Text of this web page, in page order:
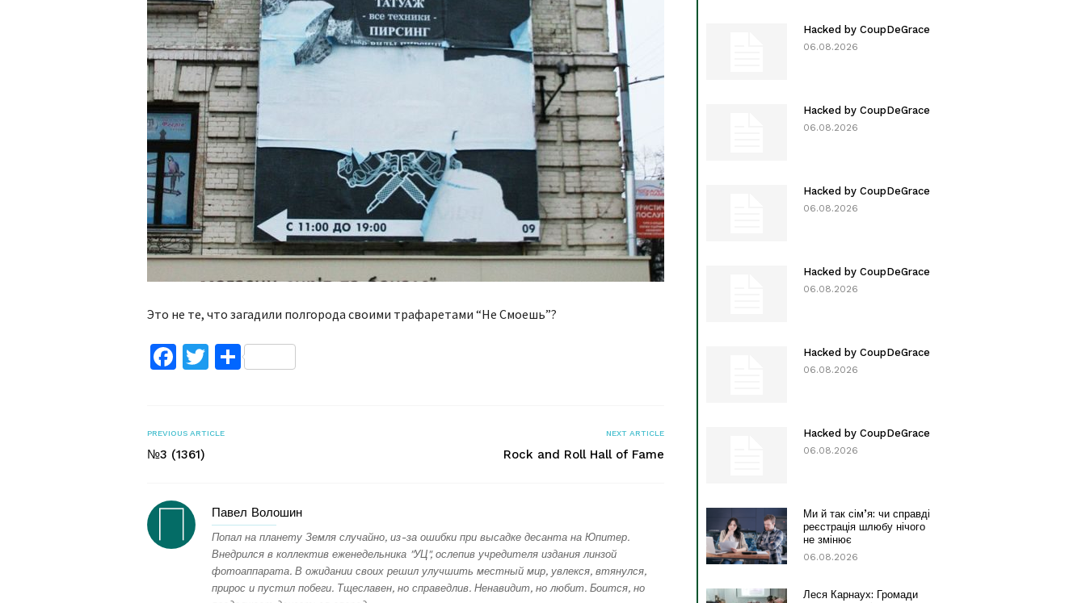
Это не те, что загадили полгорода своими трафаретами “Не Смоешь”?
Facebook
TwitterПоділитися
PREVIOUS ARTICLE
№3 (1361)
NEXT ARTICLE
Rock and Roll Hall of Fame
Павел Волошин
Попал на планету Земля случайно, из-за ошибки при высадке десанта на Юпитер.
Внедрился в коллектив еженедельника "УЦ", ослепив учредителя издания линзой
фотоаппарата. В ожидании своих решил улучшить местный мир, увлекся, втянулся,
прирос и пустил побеги. Тщеславен, но справедлив. Ненавидит, но любит. Боится, но
Hacked by CoupDeGrace
06.08.2026
Hacked by CoupDeGrace
06.08.2026
Hacked by CoupDeGrace
06.08.2026
Hacked by CoupDeGrace
06.08.2026
Hacked by CoupDeGrace
06.08.2026
Hacked by CoupDeGrace
06.08.2026
Ми й так сім’я: чи справді
реєстрація шлюбу нічого
не змінює
06.08.2026
Леся Карнаух: Громади